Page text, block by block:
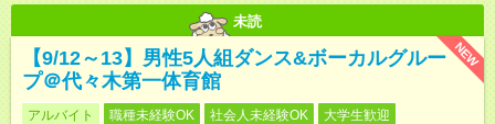
未読
NEW
【9/12～13】男性5人組ダンス&ボーカルグルー
プ＠代々木第一体育館
アルバイト 職種未経験OK 社会人未経験OK
大学生歓迎